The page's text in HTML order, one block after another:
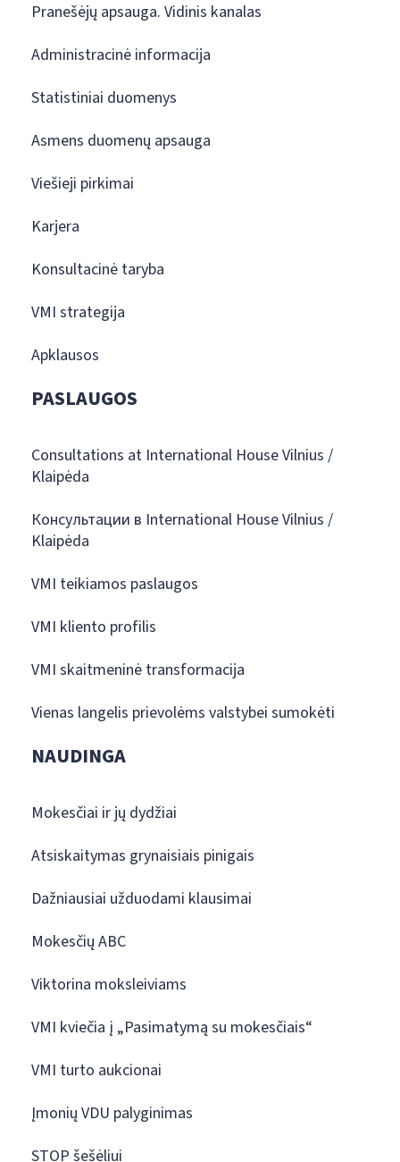
Pranešėjų apsauga. Vidinis kanalas
Administracinė informacija
Statistiniai duomenys
Asmens duomenų apsauga
Viešieji pirkimai
Karjera
Konsultacinė taryba
VMI strategija
Apklausos
PASLAUGOS
Consultations at International House Vilnius /
Klaipėda
Консультации в International House Vilnius /
Klaipėda
VMI teikiamos paslaugos
VMI kliento profilis
VMI skaitmeninė transformacija
Vienas langelis prievolėms valstybei sumokėti
NAUDINGA
Mokesčiai ir jų dydžiai
Atsiskaitymas grynaisiais pinigais
Dažniausiai užduodami klausimai
Mokesčių ABC
Viktorina moksleiviams
VMI kviečia į „Pasimatymą su mokesčiais“
VMI turto aukcionai
Įmonių VDU palyginimas
STOP šešėliui